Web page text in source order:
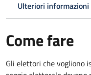
Ulteriori informazioni
Come fare
Gli elettori che vogliono